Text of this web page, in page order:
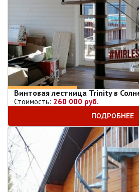
Винтовая лестница Trinity в
Стоимость: 260 000 руб.
ПОДРОБНЕЕ